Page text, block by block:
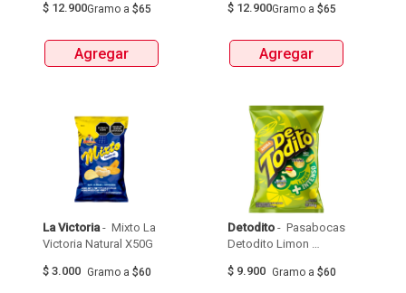
$ 12.900Gramo a $65
Agregar
$ 12.900Gramo a $65
Agregar
La Victoria - Mixto La
$ 3.000 Gramo a $60
Detodito - Pasabocas
Detodito Limon
$ 9.900 Gramo a $60